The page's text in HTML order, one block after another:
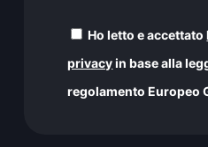
Ho letto e accettato
privacyin base alla
regolamento Europeo